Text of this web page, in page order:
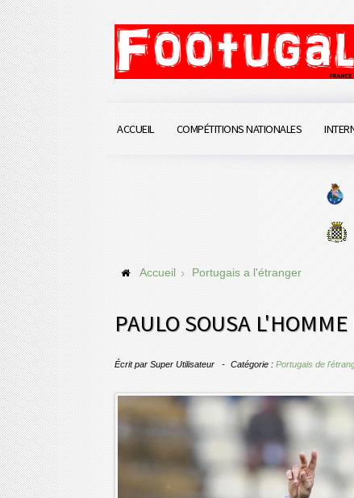
ACCUEIL COMPÉTITIONS NATIONALES
Accueil Portugais a l'étranger
PAULO SOUSA
Écrit par Super Utilisateur Catégorie : Portugais de